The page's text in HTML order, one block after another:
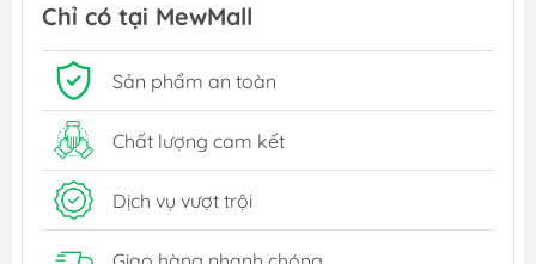
Chỉ có tại MewMall
Sản phẩm an toàn
Chất lượng cam kết
Dịch vụ vượt trội